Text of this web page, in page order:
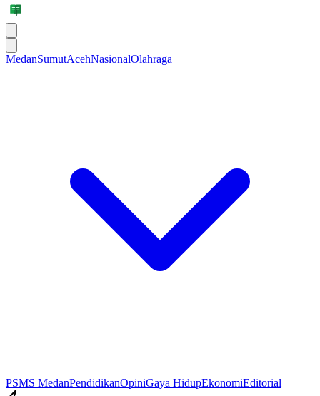
MedanSumutAcehNasionalOlahraga
PSMS MedanPendidikanOpiniGaya HidupEkonomiEditorial